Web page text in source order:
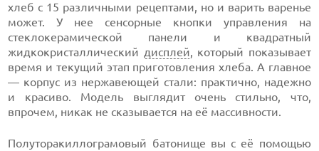
хлеб с 15 различными рецептами, но и варить варенье
может. У нее сенсорные кнопки управления на
стеклокерамической панели и квадратный
жидкокристаллический дисплей, который показывает
время и текущий этап приготовления хлеба. А главное
— корпус из нержавеющей стали: практично, надежно
и красиво. Модель выглядит очень стильно, что,
впрочем, никак не сказывается на её массивности.
Полуторакиллограмовый батонище вы с её помощью